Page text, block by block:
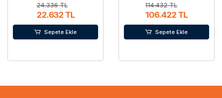
24.336 TL
22.632 TL
Sepete Ekle
Aynasız114.432 TL
106.422 TL
Sepete Ekle